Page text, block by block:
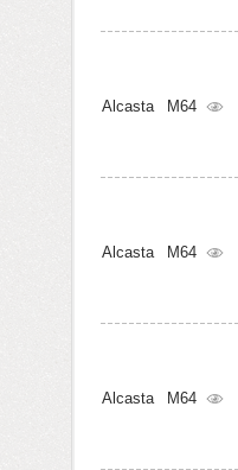
Alcasta M64
Alcasta M64
Alcasta M64